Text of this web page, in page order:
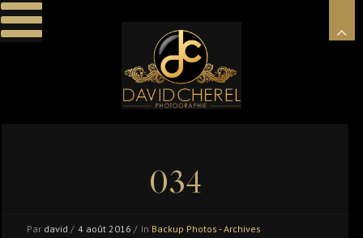
034
Par david / 4 août 2016 / In Backup Photos - Archives